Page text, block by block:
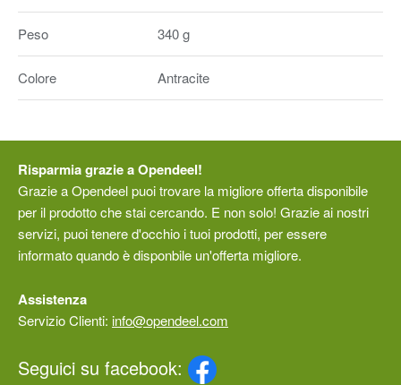
Peso 340 g
Colore Antracite
Risparmia grazie a Opendeel!
Grazie a Opendeel puoi trovare la migliore offerta disponibile
per il prodotto che stai cercando. E non solo! Grazie ai nostri
servizi, puoi tenere d'occhio i tuoi prodotti, per essere
informato quando è disponbile un'offerta migliore.
Assistenza
Servizio Clienti: info@opendeel.com
Seguici su facebook: